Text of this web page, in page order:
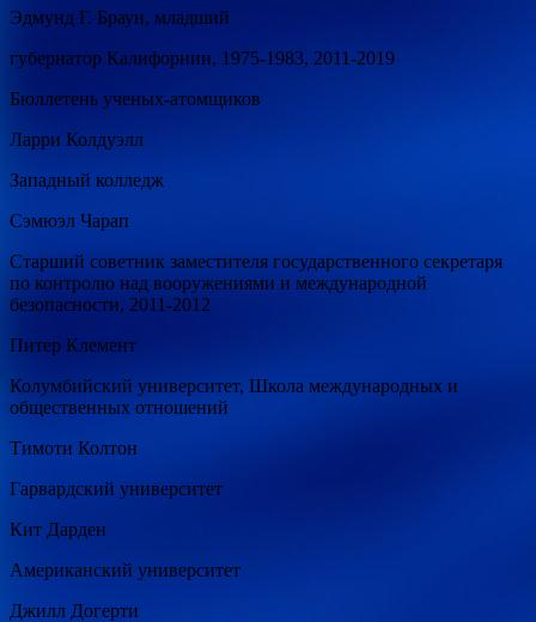
Эдмунд Г. Браун, младший
губернатор Калифорнии, 1975-1983, 2011-2019
Бюллетень ученых-атомщиков
Ларри Колдуэлл
Западный колледж
Сэмюэл Чарап
Старший советник заместителя государственного секретаря
по контролю над вооружениями и международной
безопасности, 2011-2012
Питер Клемент
Колумбийский университет, Школа международных и
общественных отношений
Тимоти Колтон
Гарвардский университет
Кит Дарден
Американский университет
Джилл Догерти